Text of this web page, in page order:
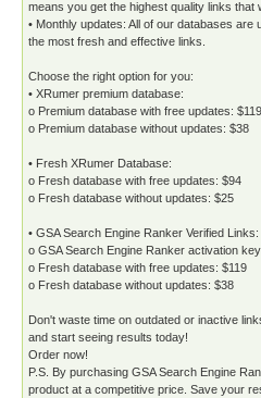
means you get the highest quality links that
• Monthly updates: All of our databases
the most fresh and effective links.
Choose the right option for you:
• XRumer premium database:
o Premium database with free updates: $119
o Premium database without updates: $38
• Fresh XRumer Database:
o Fresh database with free updates: $94
o Fresh database without updates: $25
• GSA Search Engine Ranker Verified Links:
o GSA Search Engine Ranker activation
o Fresh database with free updates: $119
o Fresh database without updates: $38
Don't waste time on outdated or inactive
and start seeing results today!
Order now!
P.S. By purchasing GSA Search Engine
product at a competitive price. Save your